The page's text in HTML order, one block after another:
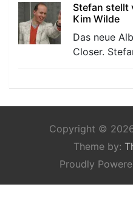
Stefan stellt
Kim Wilde
Das neue
Closer.
Copyright ©
Theme by:
Proudly